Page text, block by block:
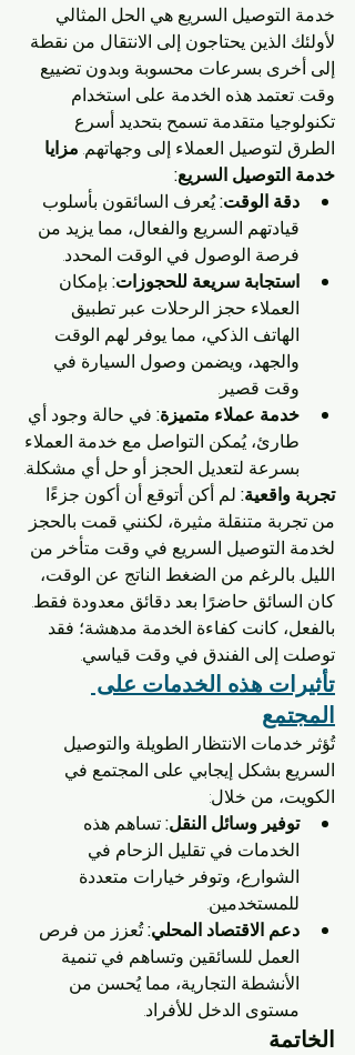
خدمة التوصيل السريع هي الحل المثالي
لأولئك الذين يحتاجون إلى الانتقال من نقطة
إلى أخرى بسرعات محسوبة وبدون تضييع
وقت. تعتمد هذه الخدمة على استخدام
تكنولوجيا متقدمة تسمح بتحديد أسرع
الطرق لتوصيل العملاء إلى وجهاتهم. مزايا
خدمة التوصيل السريع:
دقة الوقت: يُعرف السائقون بأسلوب
قيادتهم السريع والفعال، مما يزيد من
فرصة الوصول في الوقت المحدد.
استجابة سريعة للحجوزات: بإمكان
العملاء حجز الرحلات عبر تطبيق
الهاتف الذكي، مما يوفر لهم الوقت
والجهد، ويضمن وصول السيارة في
وقت قصير.
خدمة عملاء متميزة: في حالة وجود أي
طارئ، يُمكن التواصل مع خدمة العملاء
بسرعة لتعديل الحجز أو حل أي مشكلة.
تجربة واقعية: لم أكن أتوقع أن أكون جزءًا
من تجربة متنقلة مثيرة، لكنني قمت بالحجز
لخدمة التوصيل السريع في وقت متأخر من
الليل. بالرغم من الضغط الناتج عن الوقت،
كان السائق حاضرًا بعد دقائق معدودة فقط.
بالفعل، كانت كفاءة الخدمة مدهشة؛ فقد
توصلت إلى الفندق في وقت قياسي.
تأثيرات هذه الخدمات على
المجتمع
تُؤثر خدمات الانتظار الطويلة والتوصيل
السريع بشكل إيجابي على المجتمع في
الكويت، من خلال:
توفير وسائل النقل: تساهم هذه
الخدمات في تقليل الزحام في
الشوارع، وتوفر خيارات متعددة
للمستخدمين.
دعم الاقتصاد المحلي: تُعزز من فرص
العمل للسائقين وتساهم في تنمية
الأنشطة التجارية، مما يُحسن من
مستوى الدخل للأفراد.
الخاتمة